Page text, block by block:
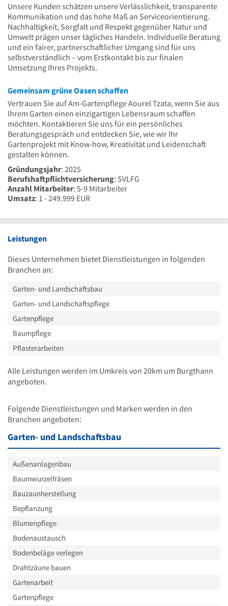
Unsere Kunden schätzen unsere Verlässlichkeit, transparente
Kommunikation und das hohe Maß an Serviceorientierung.
Nachhaltigkeit, Sorgfalt und Respekt gegenüber Natur und
Umwelt prägen unser tägliches Handeln. Individuelle Beratung
und ein fairer, partnerschaftlicher Umgang sind für uns
selbstverständlich – vom Erstkontakt bis zur finalen
Umsetzung Ihres Projekts.
Gemeinsam grüne Oasen schaffen
Vertrauen Sie auf Am-Gartenpflege Aourel Tzata, wenn Sie aus
Ihrem Garten einen einzigartigen Lebensraum schaffen
möchten. Kontaktieren Sie uns für ein persönliches
Beratungsgespräch und entdecken Sie, wie wir Ihr
Gartenprojekt mit Know-how, Kreativität und Leidenschaft
gestalten können.
Gründungsjahr: 2025
Berufshaftpflichtversicherung: SVLFG
Anzahl Mitarbeiter: 5-9 Mitarbeiter
Umsatz: 1 - 249.999 EUR
Leistungen
Dieses Unternehmen bietet Dienstleistungen in folgenden
Branchen an:
Garten- und Landschaftsbau
Garten- und Landschaftspflege
Gartenpflege
Baumpflege
Pflasterarbeiten
Alle Leistungen werden im Umkreis von 20km um Burgthann
angeboten.
Folgende Dienstleistungen und Marken werden in den
Branchen angeboten:
Garten- und Landschaftsbau
Außenanlagenbau
Baumwurzelfräsen
Bauzaunherstellung
Bepflanzung
Blumenpflege
Bodenaustausch
Bodenbeläge verlegen
Drahtzäune bauen
Gartenarbeit
Gartenpflege